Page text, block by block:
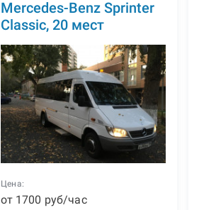
Mercedes-Benz Sprinter
Classic, 20 мест
Цена:
от 1700 руб/час